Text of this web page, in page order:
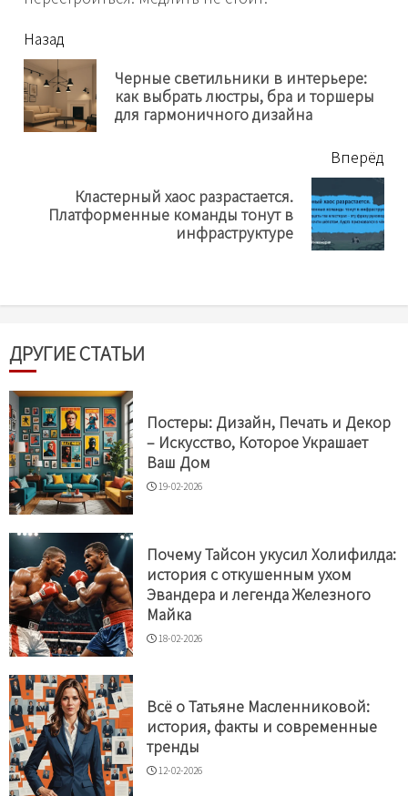
читать
еще
Назад
Черные светильники в интерьере:
как выбрать люстры, бра и торшеры
для гармоничного дизайна
Вперёд
Next
Кластерный хаос разрастается.
Платформенные команды тонут в
инфраструктуре
ДРУГИЕ СТАТЬИ
Постеры: Дизайн, Печать и Декор
– Искусство, Которое Украшает
Ваш Дом
19-02-2026
Почему Тайсон укусил Холифилда:
история с откушенным ухом
Эвандера и легенда Железного
Майка
18-02-2026
Всё о Татьяне Масленниковой:
история, факты и современные
тренды
12-02-2026